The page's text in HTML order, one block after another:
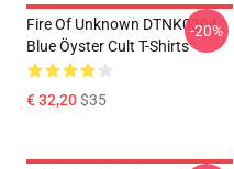
Fire Of Unknown DTNK0304
Blue Öyster Cult T-Shirts
€ 32,20$35
-20%